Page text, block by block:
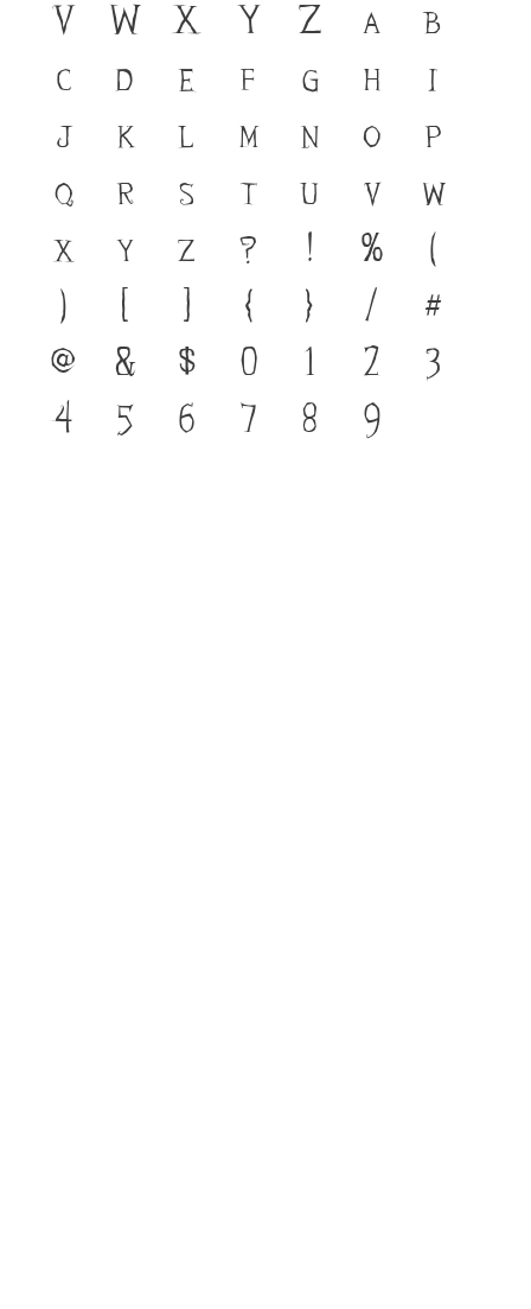
V W X Y Z a b
c d e f g h i
j k l m n o p
q r s t u v w
x y z ? ! % (
) [ ] { } / #
@ & $ 0 2 3
4 5 6 7 8 9